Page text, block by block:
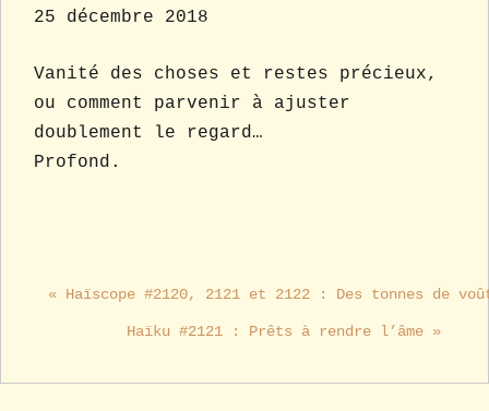
25 décembre 2018
Vanité des choses et restes précieux,
ou comment parvenir à ajuster
doublement le regard…
Profond.
« Haïscope #2120, 2121 et 2122 : Des tonnes de
Haïku #2121 : Prêts à rendre l’âme »